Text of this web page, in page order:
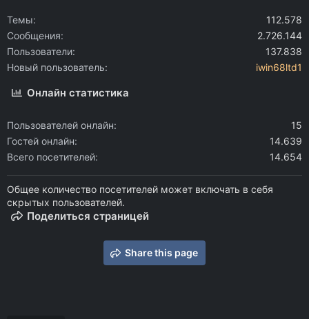
Темы
112.578
Сообщения
2.726.144
Пользователи
137.838
Новый пользователь
iwin68ltd1
Онлайн статистика
Пользователей онлайн
15
Гостей онлайн
14.639
Всего посетителей
14.654
Общее количество посетителей может включать в себя
скрытых пользователей.
Поделиться страницей
Share this page